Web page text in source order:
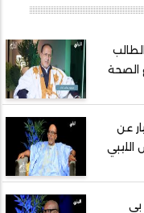
الصحة
عن
الليبي
بي